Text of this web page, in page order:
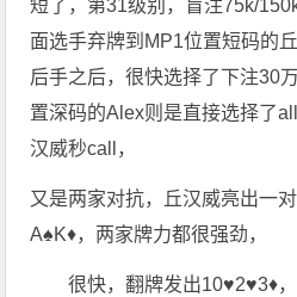
短了，第31级别，盲注75k/
面选手弃牌到MP1位置短码的
后手之后，很快选择了下注30
置深码的Alex则是直接选择了
汉威秒call，
又是两家对抗，丘汉威亮出一
A♠️K♦️，两家牌力都很强劲，
很快，翻牌发出10♥️2♥️3♦️